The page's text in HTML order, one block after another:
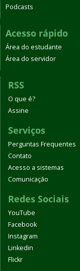
Podcasts
Acesso rápido
Área do estudante
Área do servidor
RSS
O que é?
Assine
Serviços
Perguntas Frequentes
Contato
Acesso a sistemas
Comunicação
Redes Sociais
YouTube
Facebook
Instagram
Linkedin
Flickr